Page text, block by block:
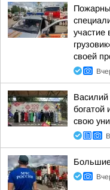
участие
своей
богатой
свою